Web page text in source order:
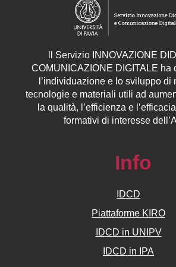
Servizio INNOVAZIONE
COMUNICAZIONE DIGITALE ha
l’individuazione e lo sviluppo di
tecnologie e materiali utili ad
la qualità, l’efficienza e
formativi di interesse
Info
IDCD
Piattaforme KIRO
IDCD in UNIPV
IDCD in IPA